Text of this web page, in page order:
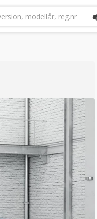
modellår, reg.nr